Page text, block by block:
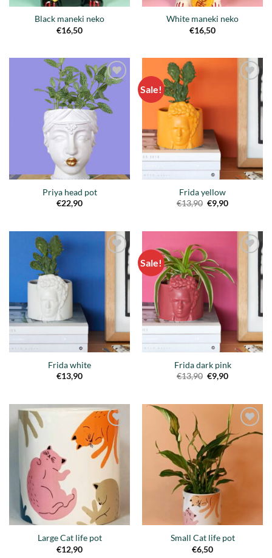
Black maneki neko
€16,50
White maneki neko
€16,50
Añadir
a la
lista de
deseos
Priya head pot
€22,90
Sale!
Frida yellow
€13,90 Original
price
€9,90Current
Frida white
€13,90
Sale!
lista de
deseos
Frida dark pink
€13,90 Original
price
€9,90Current
Añadir
a la
lista de
deseos
Large Cat life pot
€12,90
Añadir
Small Cat life pot
€6,50